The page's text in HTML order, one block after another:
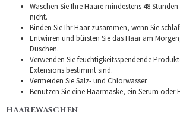
Waschen Sie Ihre Haare mindestens 48
nicht.
Binden Sie Ihr Haar zusammen, wenn Sie
Entwirren und bürsten Sie das Haar am
Duschen.
Verwenden Sie feuchtigkeitsspendende
Extensions bestimmt sind.
Vermeiden Sie Salz- und Chlorwasser.
Benutzen Sie eine Haarmaske, ein Serum oder
HAAREWASCHEN